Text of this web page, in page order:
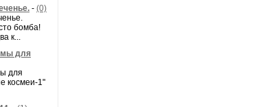
- (0)
бомба!
к...
для
для
космеи-1"